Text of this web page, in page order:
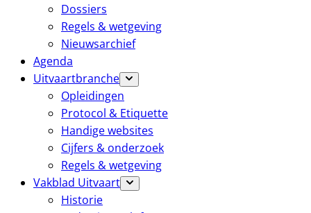
Dossiers
Regels & wetgeving
Nieuwsarchief
Agenda
Uitvaartbranche
Opleidingen
Protocol & Etiquette
Handige websites
Cijfers & onderzoek
Regels & wetgeving
Vakblad Uitvaart
Historie